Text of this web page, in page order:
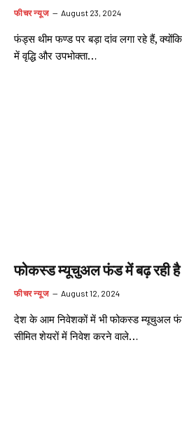
फीचर न्यूज August 23, 2024
फंड्स थीम फण्ड पर बड़ा दांव लगा रहे हैं,
में वृद्धि और उपभोक्ता…
फोकस्ड म्यूचुअल फंड में बढ़ रही है
फीचर न्यूज August 12, 2024
देश के आम निवेशकों में भी फोकस्ड म्यूचुअल
सीमित शेयरों में निवेश करने वाले…